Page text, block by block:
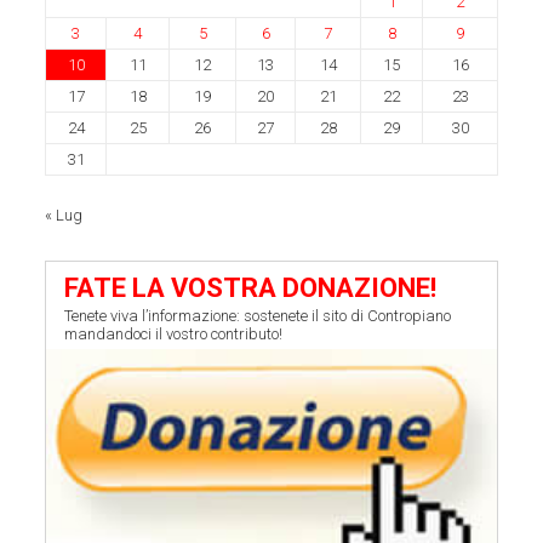
3
4 5 6 7 8
9
10
11 12 13 14 15
16
17
18 19 20 21 22
23
24
25 26 27 28 29
30
31
« Lug
FATE LA VOSTRA DONAZIONE!
Tenete viva l’informazione: sostenete il sito di Contropiano
mandandoci il vostro contributo!